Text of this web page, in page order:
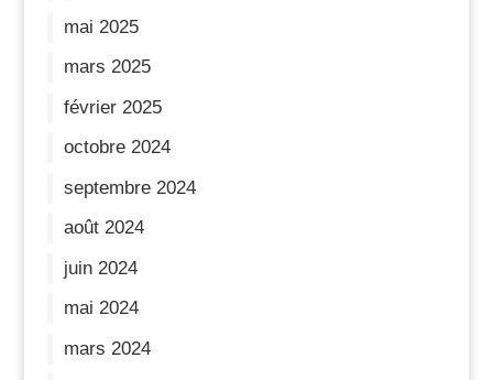
mai 2025
mars 2025
février 2025
octobre 2024
septembre 2024
août 2024
juin 2024
mai 2024
mars 2024